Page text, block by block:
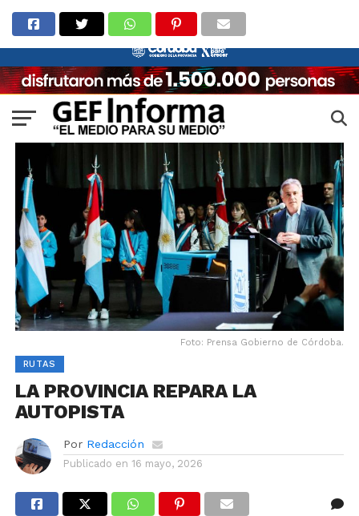
Foto: Prensa Gobierno de Córdoba.
RUTAS
LA PROVINCIA REPARA LA
AUTOPISTA
Por Redacción
Publicado en 16 mayo, 2026